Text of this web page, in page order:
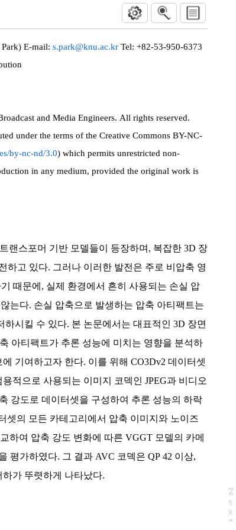
N
e
x
t
a
g
E-mail: s.park@knu.ac.kr Tel: +82-53-950-6373
and Media Engineers. All rights reserved.
under the terms of the Creative Commons BY-NC-
by-nc-nd/3.0) which permits unrestricted non-
in any medium, provided the original work is
랜스포머 기반 모델들이 등장하며, 복잡한 3D 장
하고 있다. 그러나 이러한 발전은 주로 비압축 영
때문에, 실제 환경에서 흔히 사용되는 손실 압
는다. 손실 압축으로 발생하는 압축 아티팩트는
시킬 수 있다. 본 논문에서는 대표적인 3D 장면
아티팩트가 추론 성능에 미치는 영향을 분석하
기여하고자 한다. 이를 위해 CO3Dv2 데이터셋
적으로 사용되는 이미지 코덱인 JPEG과 비디오
강도로 데이터셋을 구성하여 추론 성능의 하락
셋의 모든 카테고리에서 압축 이미지와 노이즈
하여 압축 강도 변화에 따른 VGGT 모델의 카메
평가하였다. 그 결과 AVC 코덱은 QP 42 이상,
하가 뚜렷하게 나타났다.